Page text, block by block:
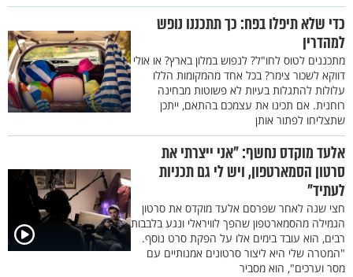
כדי שלא תיפלו בפח: כך תתכננו נופש
למהדרין
מתכננים לטוס לחו"ל? לנפוש במלון בארץ? או אולי
דווקא לשכור צימר? בכל אחד מהמקומות הללו
עלולות להתגלות בעיות לא פשוטות מבחינה
רוחנית. אם תכינו את עצמכם בהתאם, ייתכן
שתצליחו לפתור אותן
אלעד מוקדס נחשף: "אני ייצרתי את
סרטון הסמארטפון, ויש לי גם תכניות
לעתיד"
חצי שנה לאחר שפרסם אלעד מוקדס את סרטון
הגמילה מהסמארטפון שהפך לוויראלי ונגע בלבבות
רבים, הוא עובד בימים אלו על הפקת סרט נוסף.
"המטרה שלי היא ליצור סרטונים אמנותיים עם
מסר וערכים", הוא מסביר